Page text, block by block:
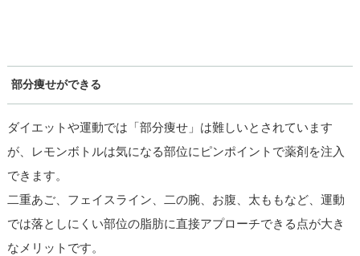
部分痩せができる
ダイエットや運動では「部分痩せ」は難しいとされています
が、レモンボトルは気になる部位にピンポイントで薬剤を注入
できます。
二重あご、フェイスライン、二の腕、お腹、太ももなど、運動
では落としにくい部位の脂肪に直接アプローチできる点が大き
なメリットです。